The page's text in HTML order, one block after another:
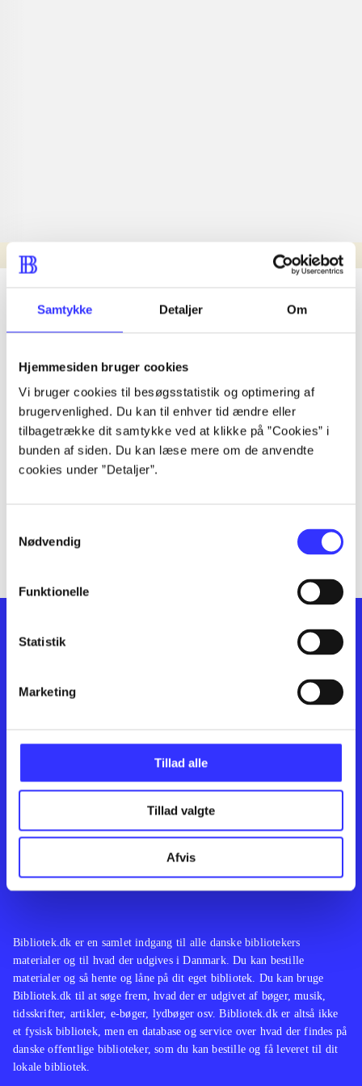
Samtykke Detaljer Om
Hjemmesiden bruger cookies
Vi bruger cookies til besøgsstatistik og optimering af
brugervenlighed. Du kan til enhver tid ændre eller
tilbagetrække dit samtykke ved at klikke på ”Cookies” i
bunden af siden. Du kan læse mere om de anvendte
cookies under ”Detaljer”.
Nødvendig
Funktionelle
Statistik
Marketing
Tillad alle
Tillad valgte
Afvis
Nyhed
lorem ipsum dolor sit amet ...
lorem ipsum dolor sit amet ...
lorem ipsum dolor sit amet ...
lorem ipsum dolor sit amet ...
lorem ipsum dolor sit amet ...
lorem ipsum dolor sit amet ...
lorem ipsum dolor sit amet ...
Feedback
Bibliotek.dk er en samlet indgang til alle danske bibliotekers
materialer og til hvad der udgives i Danmark. Du kan bestille
materialer og så hente og låne på dit eget bibliotek. Du kan bruge
Bibliotek.dk til at søge frem, hvad der er udgivet af bøger, musik,
tidsskrifter, artikler, e-bøger, lydbøger osv. Bibliotek.dk er altså ikke
et fysisk bibliotek, men en database og service over hvad der findes på
danske offentlige biblioteker, som du kan bestille og få leveret til dit
lokale bibliotek.
Kontakt os
English
Artikler
Film
Musik
Noder